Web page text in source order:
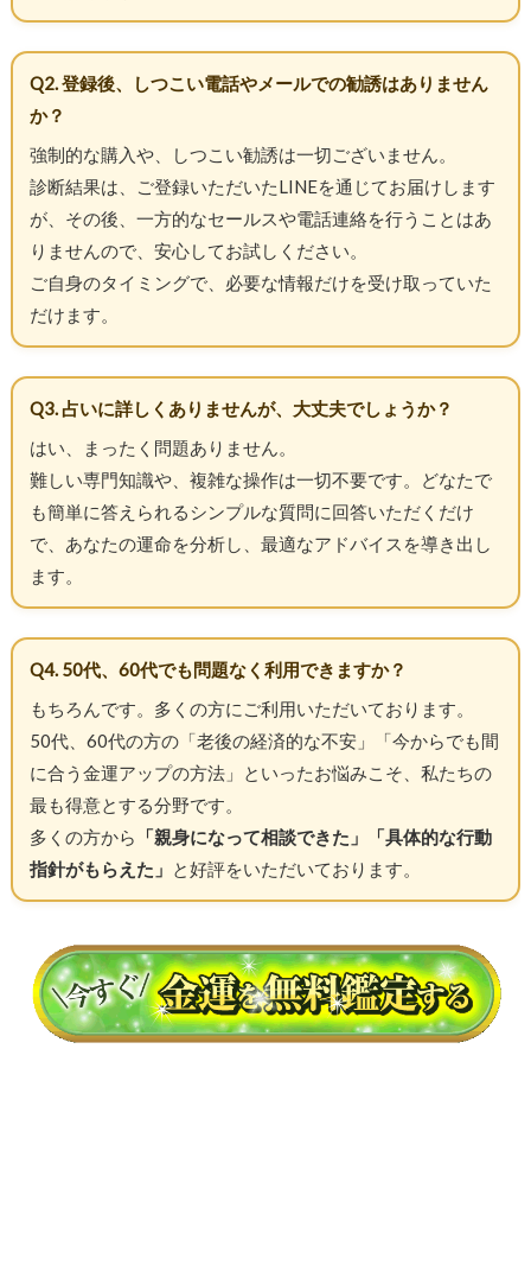
Q2. 登録後、しつこい電話やメールでの勧誘はありません
か？
強制的な購入や、しつこい勧誘は一切ございません。
診断結果は、ご登録いただいたLINEを通じてお届けします
が、その後、一方的なセールスや電話連絡を行うことはあ
りませんので、安心してお試しください。
ご自身のタイミングで、必要な情報だけを受け取っていた
だけます。
Q3. 占いに詳しくありませんが、大丈夫でしょうか？
はい、まったく問題ありません。
難しい専門知識や、複雑な操作は一切不要です。どなたで
も簡単に答えられるシンプルな質問に回答いただくだけ
で、あなたの運命を分析し、最適なアドバイスを導き出し
ます。
Q4. 50代、60代でも問題なく利用できますか？
もちろんです。多くの方にご利用いただいております。
50代、60代の方の「老後の経済的な不安」「今からでも間
に合う金運アップの方法」といったお悩みこそ、私たちの
最も得意とする分野です。
多くの方から
「親身になって相談できた」「具体的な行動
指針がもらえた」 と好評をいただいております。